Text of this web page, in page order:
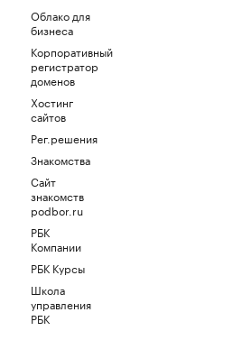
Облако для
бизнеса
Корпоративный
регистратор
доменов
Хостинг
сайтов
Рег.решения
Знакомства
Сайт
знакомств
podbor.ru
РБК
Компании
РБК Курсы
Школа
управления
РБК